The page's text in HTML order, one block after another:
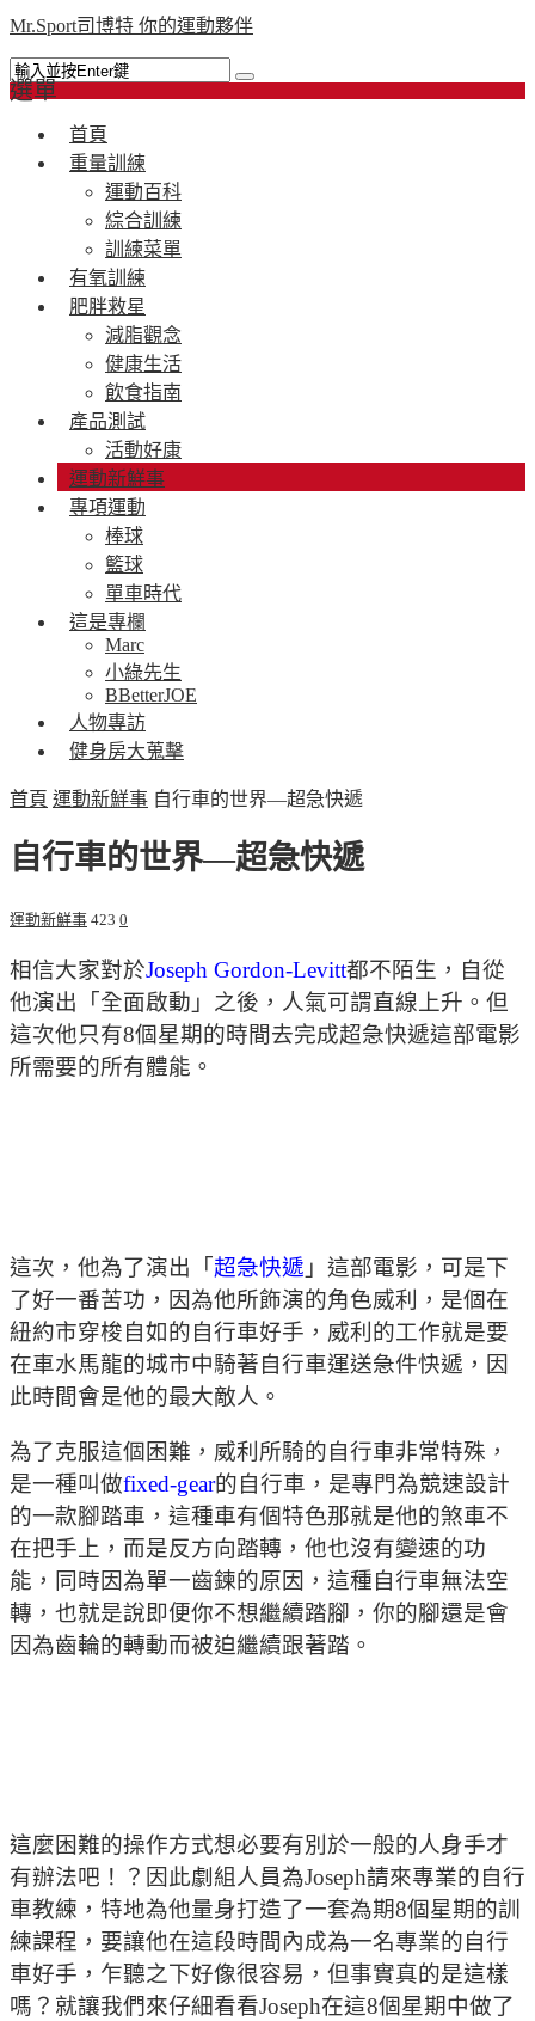
Mr.Sport司博特 你的運動夥伴
選單
首頁
重量訓練
運動百科
綜合訓練
訓練菜單
有氧訓練
肥胖救星
減脂觀念
健康生活
飲食指南
產品測試
活動好康
運動新鮮事
專項運動
棒球
籃球
單車時代
這是專欄
Marc
小綠先生
BBetterJOE
人物專訪
健身房大蒐擊
首頁 運動新鮮事 自行車的世界—超急快遞
自行車的世界—超急快遞
運動新鮮事 423 0
相信大家對於Joseph Gordon-Levitt都不陌生，自從
他演出「全面啟動」之後，人氣可謂直線上升。但
這次他只有8個星期的時間去完成超急快遞這部電影
所需要的所有體能。
這次，他為了演出「 超急快遞 」這部電影，可是下
了好一番苦功，因為他所飾演的角色威利，是個在
紐約市穿梭自如的自行車好手，威利的工作就是要
在車水馬龍的城市中騎著自行車運送急件快遞，因
此時間會是他的最大敵人。
為了克服這個困難，威利所騎的自行車非常特殊，
是一種叫做fixed-gear的自行車，是專門為競速設計
的一款腳踏車，這種車有個特色那就是他的煞車不
在把手上，而是反方向踏轉，他也沒有變速的功
能，同時因為單一齒鍊的原因，這種自行車無法空
轉，也就是說即便你不想繼續踏腳，你的腳還是會
因為齒輪的轉動而被迫繼續跟著踏。
這麼困難的操作方式想必要有別於一般的人身手才
有辦法吧！？因此劇組人員為Joseph請來專業的自行
車教練，特地為他量身打造了一套為期8個星期的訓
練課程，要讓他在這段時間內成為一名專業的自行
車好手，乍聽之下好像很容易，但事實真的是這樣
嗎？就讓我們來仔細看看Joseph在這8個星期中做了